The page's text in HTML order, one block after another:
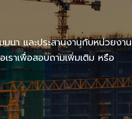
นา และประสานงานกับหน่วยงาน
าเพื่อสอบถามเพิ่มเติม หรือ